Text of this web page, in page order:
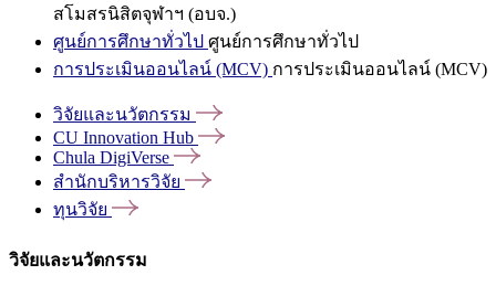
สโมสรนิสิตจุฬาฯ (อบจ.)
ศูนย์การศึกษาทั่วไป ศูนย์การศึกษาทั่วไป
การประเมินออนไลน์ (MCV) การประเมินออนไลน์ (MCV)
วิจัยและนวัตกรรม
CU Innovation Hub
Chula DigiVerse
สำนักบริหารวิจัย
ทุนวิจัย
วิจัยและนวัตกรรม